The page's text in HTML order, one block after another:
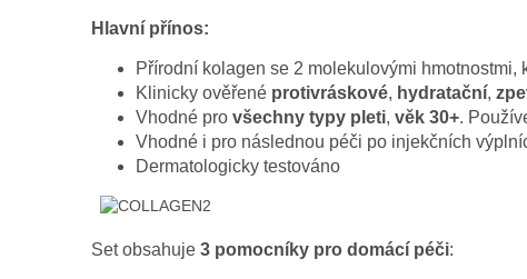
Hlavní přínos:
Přírodní kolagen se 2 molekulovými hmotnostmi,
Klinicky ověřené protivráskové, hydratační,
Vhodné pro všechny typy pleti, věk 30+.
Vhodné i pro následnou péči po injekčních
Dermatologicky testováno
Set obsahuje 3 pomocníky pro domácí péči: